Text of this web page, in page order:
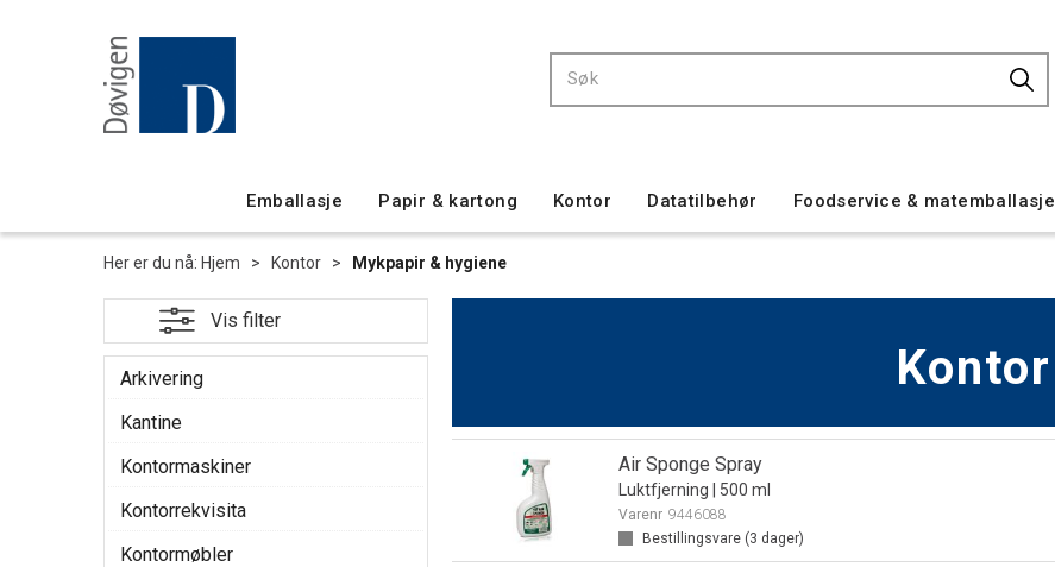
Emballasje Papir & kartong Kontor Datatilbehør Foodservice & matemballasje
Her er du nå: Hjem > Kontor > Mykpapir & hygiene
Arkivering
Kantine
Kontormaskiner
Kontorrekvisita
Kontormøbler
Kontor
Air Sponge Spray
Luktfjerning | 500 ml
Varenr 9446088
Bestillingsvare (3 dager)